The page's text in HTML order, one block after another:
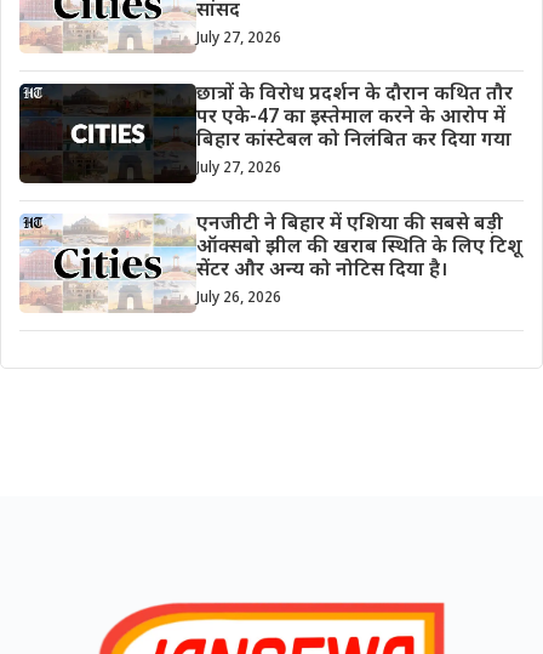
सांसद
July 27, 2026
छात्रों के विरोध प्रदर्शन के दौरान कथित तौर
पर एके-47 का इस्तेमाल करने के आरोप में
बिहार कांस्टेबल को निलंबित कर दिया गया
July 27, 2026
एनजीटी ने बिहार में एशिया की सबसे बड़ी
ऑक्सबो झील की खराब स्थिति के लिए टिशू
सेंटर और अन्य को नोटिस दिया है।
July 26, 2026